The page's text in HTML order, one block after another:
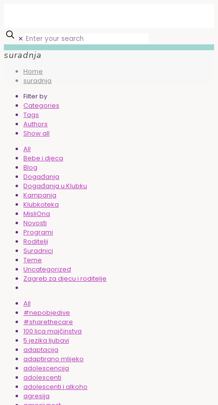
✕
suradnja
Home
suradnja
Filter by
Categories
Tags
Authors
Show all
All
Bebe i djeca
Blog
Događanja
Događanja u Klubku
Kampanja
Klubkoteka
MisliOna
Novosti
Programi
Roditelji
Suradnici
Teme
Uncategorized
Zagreb za djecu i roditelje
All
#nepobjedive
#sharethecare
100 lica majčinstva
5 jezika ljubavi
adaptacija
adaptirano mlijeko
adolescencija
adolescenti
adolescenti i alkoho
agresija